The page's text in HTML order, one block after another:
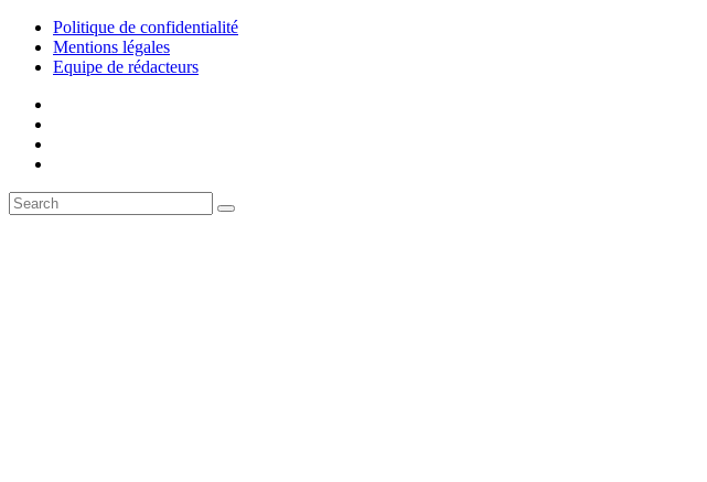
Politique de confidentialité
Mentions légales
Equipe de rédacteurs